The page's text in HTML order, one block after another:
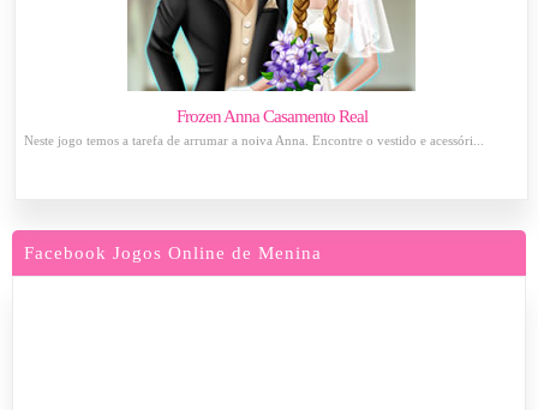
Frozen Anna Casamento Real
Neste jogo temos a tarefa de arrumar a noiva Anna. Encontre o vestido e acessóri...
Facebook Jogos Online de Menina